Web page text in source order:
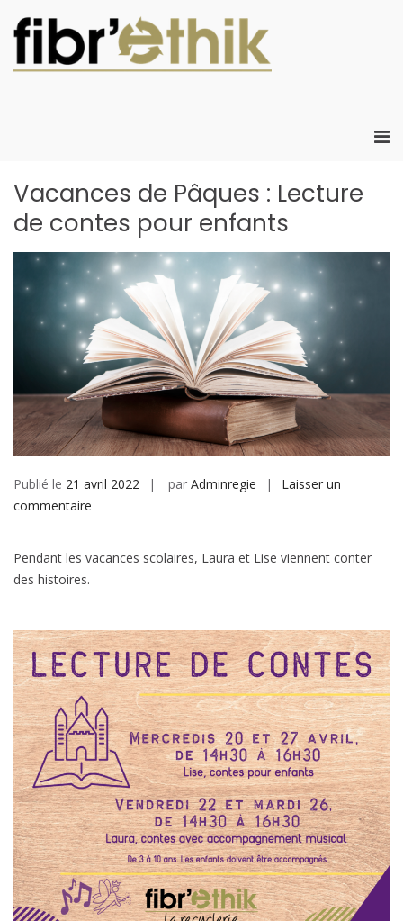
contenu
l'emploi local
Vacances de Pâques : Lecture
de contes pour enfants
Publié le 21 avril 2022 par Adminregie
Laisser un
commentaire
de
contes
pour
enfants
Pendant les vacances scolaires, Laura et Lise viennent conter
des histoires.